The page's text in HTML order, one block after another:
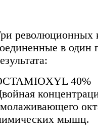
революционных
в один
40%
мышц.